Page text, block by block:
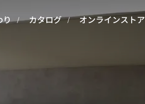
り カタログ オンラインストア